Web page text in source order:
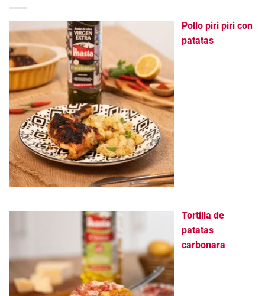
Pollo piri piri con
patatas
Tortilla de
patatas
carbonara